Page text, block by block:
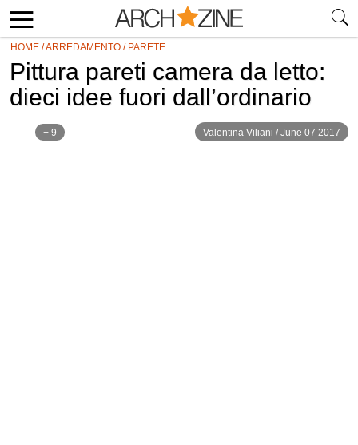
HOME /ARREDAMENTO / PARETE
Pittura pareti camera da letto:
dieci idee fuori dall’ordinario
+ 9 Valentina Viliani /June 07 2017